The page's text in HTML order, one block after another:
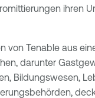
ihren
von Tenable aus
darunter
Bildungswesen,